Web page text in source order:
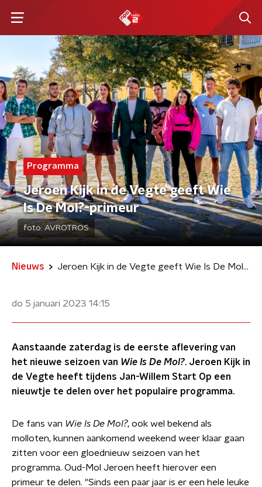
Programma
Jeroen Kijk in de Vegte geeft Wie
Is De Mol?-primeur
foto: AVROTROS
Nieuws Jeroen Kijk in de Vegte geeft Wie Is De Mol?-primeur
do 5 januari 2023 14:15
Aanstaande zaterdag is de eerste aflevering van
het nieuwe seizoen van Wie Is De Mol?. Jeroen Kijk in
de Vegte heeft tijdens Jan-Willem Start Op een
nieuwtje te delen over het populaire programma.
De fans van Wie Is De Mol?, ook wel bekend als
molloten, kunnen aankomend weekend weer klaar gaan
zitten voor een gloednieuw seizoen van het
programma. Oud-Mol Jeroen heeft hierover een
primeur te delen. "Sinds een paar jaar is er een hele leuke